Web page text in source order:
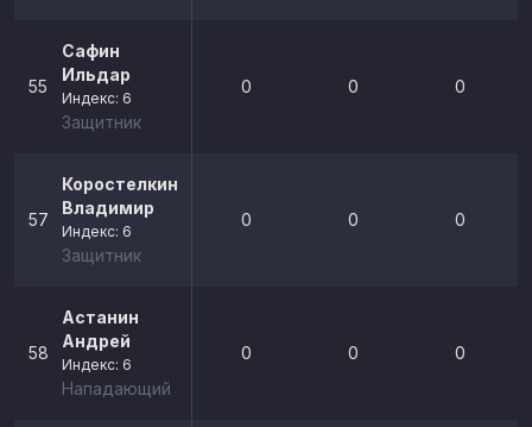
55
Сафин
Ильдар
Индекс: 6
Защитник
0 0 0
57
Коростелкин
Владимир
Индекс: 6
Защитник
0 0 0
58
Астанин
Андрей
Индекс: 6
Нападающий
0 0 0